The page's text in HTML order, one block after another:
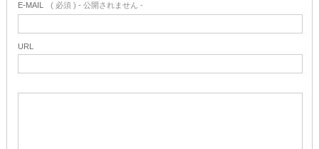
E-MAIL ( 必須 ) - 公開されません -
URL